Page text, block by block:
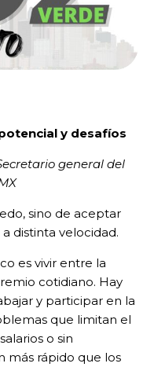
y desafíos
general del
sino de aceptar
distinta velocidad.
es vivir entre la
cotidiano. Hay
y participar en la
que limitan el
o sin
más rápido que los